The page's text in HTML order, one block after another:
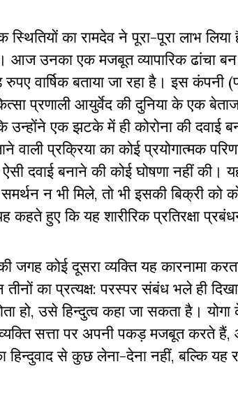
का रामदेव ने पूरा-पूरा लाभ
आज उनका एक मजबूत व्यापारिक ढांचा
बताया जा रहा है। इस कंपनी
प्रणाली आयुर्वेद की दुनिया के एक
एक झटके में ही कोरोना की दवाई
प्रक्रिया का कोई प्रयोगात्मक
दवाई बनाने की कोई घोषणा नहीं की।
न भी मिले, तो भी इसकी बिक्री को
कहते हुए कि यह शारीरिक प्रतिरक्षा
जगह कोई दूसरा व्यक्ति यह कारनामा
का प्रत्यक्ष: परस्पर संबंध भले ही
हो, उसे हिन्दुत्व कहा जा सकता है।
सत्ता पर अपनी पकड़ मजबूत करते
से कुछ लेना-देना नहीं, बल्कि यह